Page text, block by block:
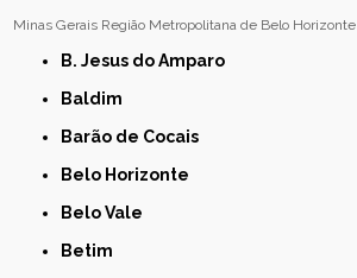
Minas Gerais Região Metropolitana de Belo Horizonte
B. Jesus do Amparo
Baldim
Barão de Cocais
Belo Horizonte
Belo Vale
Betim